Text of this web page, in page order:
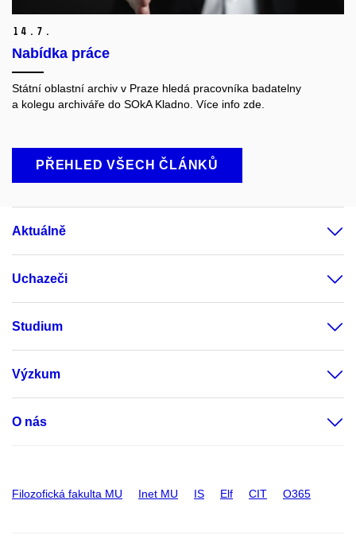
14. 7.
Nabídka práce
Státní oblastní archiv v Praze hledá pracovníka badatelny
a kolegu archiváře do SOkA Kladno. Více info zde.
PŘEHLED VŠECH ČLÁNKŮ
Aktuálně
Uchazeči
Studium
Výzkum
O nás
Filozofická fakulta MU Inet MU IS Elf CIT O365